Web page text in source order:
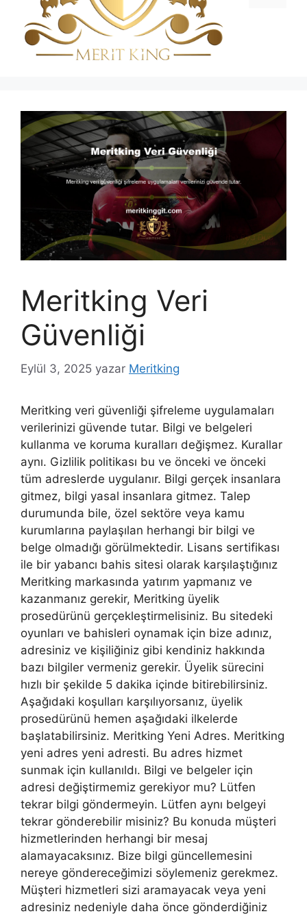
Meritking Veri
Güvenliği
Eylül 3, 2025 yazar Meritking
Meritking veri güvenliği şifreleme uygulamaları
verilerinizi güvende tutar. Bilgi ve belgeleri
kullanma ve koruma kuralları değişmez. Kurallar
aynı. Gizlilik politikası bu ve önceki ve önceki
tüm adreslerde uygulanır. Bilgi gerçek insanlara
gitmez, bilgi yasal insanlara gitmez. Talep
durumunda bile, özel sektöre veya kamu
kurumlarına paylaşılan herhangi bir bilgi ve
belge olmadığı görülmektedir. Lisans sertifikası
ile bir yabancı bahis sitesi olarak karşılaştığınız
Meritking markasında yatırım yapmanız ve
kazanmanız gerekir, Meritking üyelik
prosedürünü gerçekleştirmelisiniz. Bu sitedeki
oyunları ve bahisleri oynamak için bize adınız,
adresiniz ve kişiliğiniz gibi kendiniz hakkında
bazı bilgiler vermeniz gerekir. Üyelik sürecini
hızlı bir şekilde 5 dakika içinde bitirebilirsiniz.
Aşağıdaki koşulları karşılıyorsanız, üyelik
prosedürünü hemen aşağıdaki ilkelerde
başlatabilirsiniz. Meritking Yeni Adres. Meritking
yeni adres yeni adresti. Bu adres hizmet
sunmak için kullanıldı. Bilgi ve belgeler için
adresi değiştirmemiz gerekiyor mu? Lütfen
tekrar bilgi göndermeyin. Lütfen aynı belgeyi
tekrar gönderebilir misiniz? Bu konuda müşteri
hizmetlerinden herhangi bir mesaj
alamayacaksınız. Bize bilgi güncellemesini
nereye göndereceğimizi söylemeniz gerekmez.
Müşteri hizmetleri sizi aramayacak veya yeni
adresiniz nedeniyle daha önce gönderdiğiniz